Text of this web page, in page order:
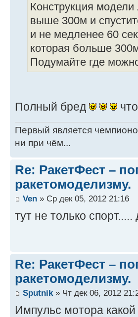
Конструкция модели
выше 300м и
и не медленее 60
которая больше
Подумайте где
Полный бред
Первый является
ни при чём...
Re: РакетФест –
ракетомоделизму.
Ven » Ср дек 05, 2012 21:16
тут не только
Re: РакетФест –
ракетомоделизму.
Sputnik» Чт дек 06, 2012
Импульс мотора